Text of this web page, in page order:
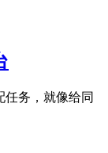
务，就像给同